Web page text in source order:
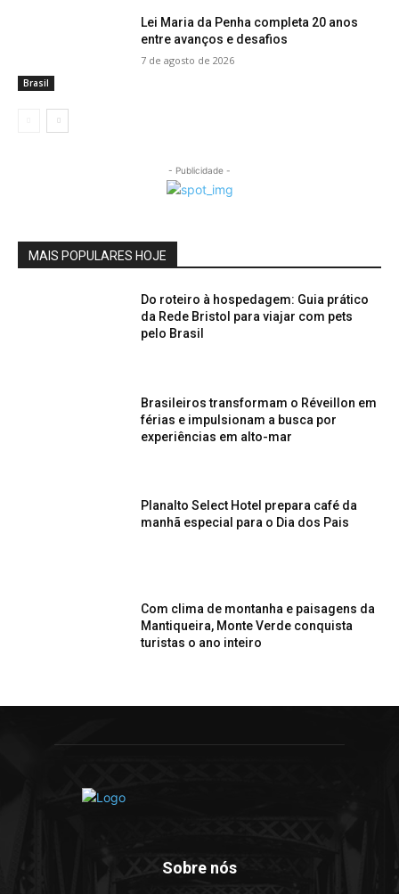
Brasil
Lei Maria da Penha completa 20 anos
entre avanços e desafios
7 de agosto de 2026
- Publicidade -
MAIS POPULARES HOJE
Do roteiro à hospedagem: Guia prático
da Rede Bristol para viajar com pets
pelo Brasil
Brasileiros transformam o Réveillon em
férias e impulsionam a busca por
experiências em alto-mar
Planalto Select Hotel prepara café da
manhã especial para o Dia dos Pais
Com clima de montanha e paisagens da
Mantiqueira, Monte Verde conquista
turistas o ano inteiro
Sobre nós